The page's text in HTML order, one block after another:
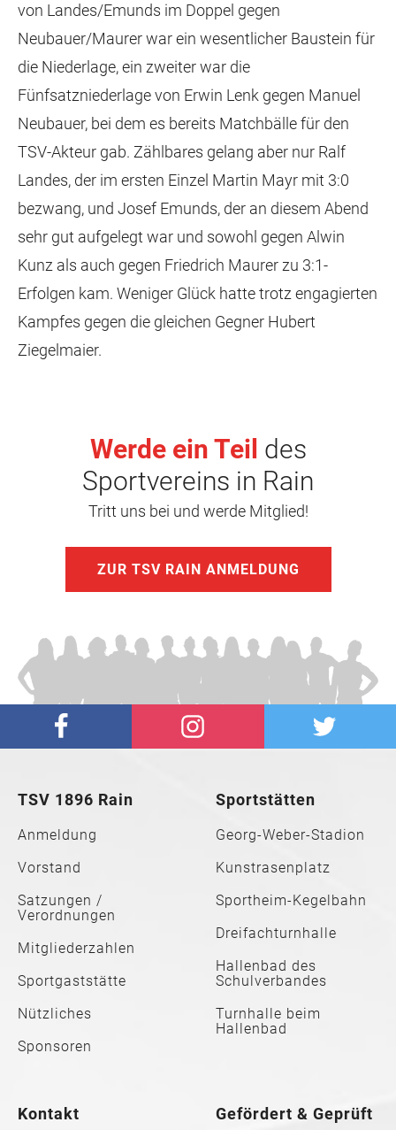
von Landes/Emunds im Doppel gegen
Neubauer/Maurer war ein wesentlicher Baustein für
die Niederlage, ein zweiter war die
Fünfsatzniederlage von Erwin Lenk gegen Manuel
Neubauer, bei dem es bereits Matchbälle für den
TSV-Akteur gab. Zählbares gelang aber nur Ralf
Landes, der im ersten Einzel Martin Mayr mit 3:0
bezwang, und Josef Emunds, der an diesem Abend
sehr gut aufgelegt war und sowohl gegen Alwin
Kunz als auch gegen Friedrich Maurer zu 3:1-
Erfolgen kam. Weniger Glück hatte trotz engagierten
Kampfes gegen die gleichen Gegner Hubert
Ziegelmaier.
Werde ein Teil des
Sportvereins in Rain
Tritt uns bei und werde Mitglied!
ZUR TSV RAIN ANMELDUNG
TSV 1896 Rain
Anmeldung
Vorstand
Satzungen /
Verordnungen
Mitgliederzahlen
Sportgaststätte
Nützliches
Sponsoren
Sportstätten
Georg-Weber-Stadion
Kunstrasenplatz
Sportheim-Kegelbahn
Dreifachturnhalle
Hallenbad des
Schulverbandes
Turnhalle beim
Hallenbad
Kontakt Gefördert & Geprüft